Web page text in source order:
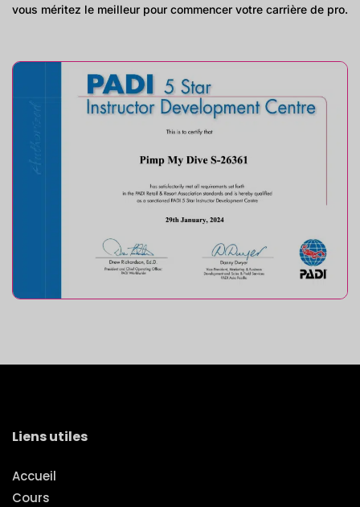
vous méritez le meilleur pour commencer votre carrière de pro.
Liens utiles
Accueil
Cours